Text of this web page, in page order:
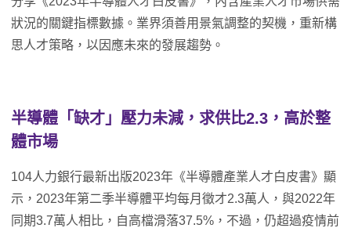
狀況的關鍵指標數據。業界須善用景氣調整的契機，重新構
思人才策略，以因應未來的發展趨勢。
半導體「缺才」壓力未減，求供比2.3，高於整
體市場
104人力銀行最新出版2023年《半導體產業人才白皮書》顯
示，2023年第二季半導體平均每月徵才2.3萬人，與2022年
同期3.7萬人相比，自高檔滑落37.5%，不過，仍超過疫情前